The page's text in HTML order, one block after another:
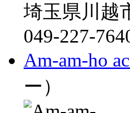
埼玉県川越
049-227-
Am-am-ho
ー）